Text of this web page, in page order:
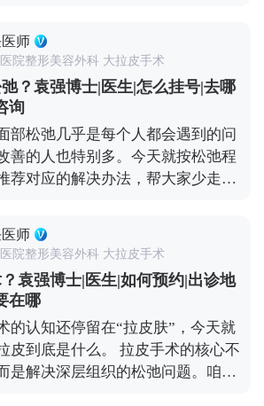
外术后跟进也不能少，负责任的医
解恢复情况，有问题及时处理，而
管了。小切口提升是医疗行为，多
，比什么都重要。 想知道更多关于
问题，可以去官方媒体平台（公众
薯）预约面诊，详细了解。
轻微胀痛感，基本不影响正常休
觉得不适的，用点常规镇痛药就能
久。 再说说大家怕的“皮肉分离”，
的僵硬感，其实大多是手术只拉了
深层组织导致的。像MCR复合提升
，都会分层处理，皮肤、筋膜、脂
都要精细剥离再复位，就是为了避
态。 疤痕问题也不用过度担心。现
月疤痕会慢慢淡化，基本看不出
扯让耳朵变形。至于五官变形、表
拉方向和神经保护的问题，我临床
提升的方式，结合对解剖结构的熟
要神经，保证术后表情自然。 说到
效果，核心还是看医生的技术和经
真正实现自然持久的年轻化。 想知
合提升术的问题，可以去官方媒体
师
院整形美容外科 大拉皮手术
？袁强博士|医生|怎么挂号|去哪
询
部松弛几乎是每个人都会遇到的问
善的人也特别多。今天就按松弛程
荐对应的解决办法，帮大家少走弯
没出现明显下垂，优先选非手术方
刀这些，能刺激皮肤胶原再生，让
则是通过物理提拉，即时改善轻微
伤小、恢复快，不影响正常生活。
比如苹果肌开始下垂、法令纹明
拉，非手术方式效果有限，就可以
如MCR复合提升术，能精准解决局
师
院整形美容外科 大拉皮手术
袁强博士|医生|如何预约|出诊地
在哪
的认知还停留在“拉皮肤”，今天就
么。 拉皮手术的核心不
是解决深层组织的松弛问题。咱们